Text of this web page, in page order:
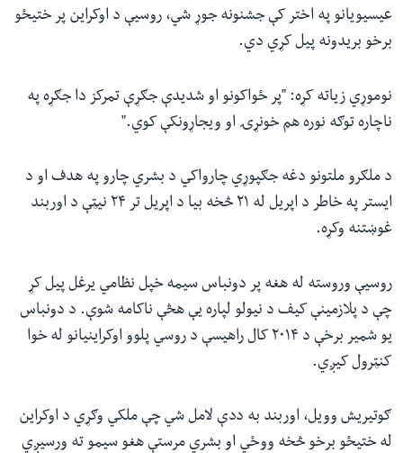
عیسیویانو په اختر کې جشنونه جوړ شي، روسیې د اوکراین پر ختیځو
برخو بریدونه پیل کړي دي.
نوموړي‌ زیاته کړه: "پر ځواکونو او شدیدې جګړې تمرکز دا جګړه په
ناچاره توګه نوره هم خونړۍ او ویجاړونکې کوي."
د ملګرو ملتونو دغه جګپوړي چارواکي د بشري چارو په هدف او د
ایستر په خاطر د اپریل له ۲۱ څخه بیا د اپریل تر ۲۴ نیټې د اوربند
غوښتنه وکړه.
روسیې وروسته له هغه پر دونباس سیمه خپل نظامي یرغل پیل کړ
چې د پلازمینې کیف د نیولو لپاره یې هڅې ناکامه شوې. د دونباس
یو شمیر برخې د ۲۰۱۴ کال راهیسې د روسي پلوو اوکراینیانو له خوا
کنټرول کیږي.
ګوتیریش وویل، اوربند به ددې لامل شي چې ملکي‌ وګړي د اوکراین
له ختیځو برخو څخه ووځي او بشري مرستې هغو سیمو ته ورسیږي